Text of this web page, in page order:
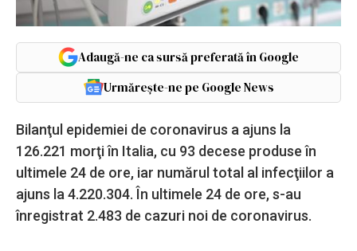
Adaugă-ne ca sursă preferată în Google
Urmărește-ne pe Google News
Bilanţul epidemiei de coronavirus a ajuns la
126.221 morţi în Italia, cu 93 decese produse în
ultimele 24 de ore, iar numărul total al infecţiilor a
ajuns la 4.220.304. În ultimele 24 de ore, s-au
înregistrat 2.483 de cazuri noi de coronavirus.